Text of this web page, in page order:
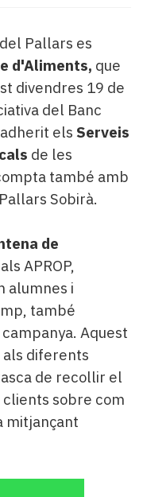
Pallars es
d'Aliments, que
divendres 19 de
del Banc
els Serveis
de les
també amb
Pallars Sobirà.
de
APROP,
alumnes i
també
Aquest
als diferents
de recollir el
sobre com
mitjançant